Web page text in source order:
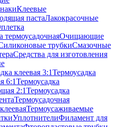
Клеевые
пастаЛакокрасочные
термоусадочнаяОчищающие
трубкиСмазочные
Средства для изготовления
клеевая 3:1Термоусадка
6:1Термоусадка
2:1Термоусадка
Термоусадочная
Термоусаживаемые
УплотнителиФиламент для